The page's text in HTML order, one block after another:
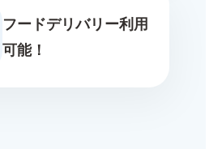
フードデリバリー利用
可能！